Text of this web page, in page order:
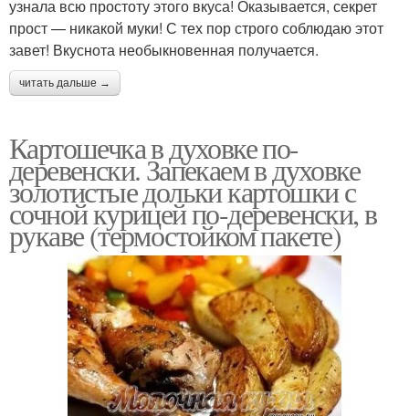
узнала всю простоту этого вкуса! Оказывается, секрет
прост — никакой муки! С тех пор строго соблюдаю этот
завет! Вкуснота необыкновенная получается.
читать дальше →
Картошечка в духовке по-
деревенски. Запекаем в духовке
золотистые дольки картошки с
сочной курицей по-деревенски, в
рукаве (термостойком пакете)